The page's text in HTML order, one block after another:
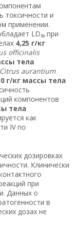
токсичности и
применении.
LD₅₀ при
4,25 г/кг
officinalis
тела
Citrus aurantium
г/кг массы тела
компонентов
тела
как
IV по
дозировках
Клинически
при
Данных о
в
дозах не